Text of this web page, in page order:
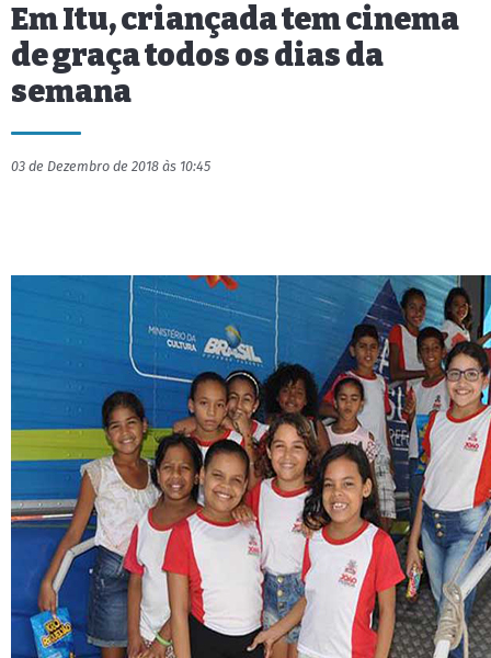
Em Itu, criançada tem cinema
de graça todos os dias da
semana
03 de Dezembro de 2018 às 10:45